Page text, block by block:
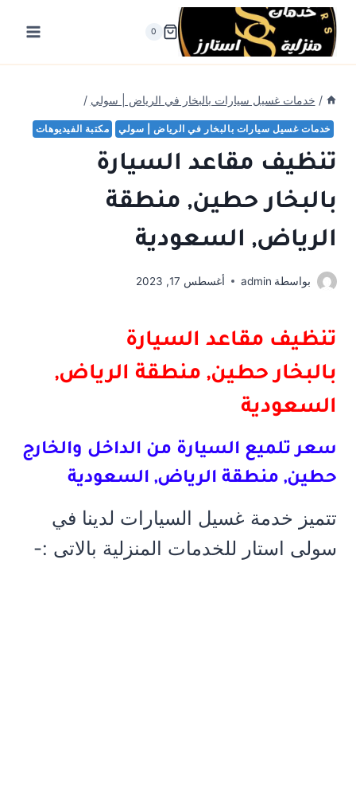
التجاوز
المحتوى
0
/ خدمات غسيل سيارات بالبخار في الرياض | سولي /
خدمات غسيل سيارات بالبخار في الرياض | سولي مكتبة الفيديوهات
تنظيف مقاعد السيارة
بالبخار حطين, منطقة
الرياض, السعودية
بواسطة admin أغسطس 17, 2023
تنظيف مقاعد السيارة
بالبخار حطين, منطقة الرياض,
السعودية
سعر تلميع السيارة من الداخل والخارج
حطين, منطقة الرياض, السعودية
تتميز خدمة غسيل السيارات لدينا في
سولى استار للخدمات المنزلية بالاتى :-